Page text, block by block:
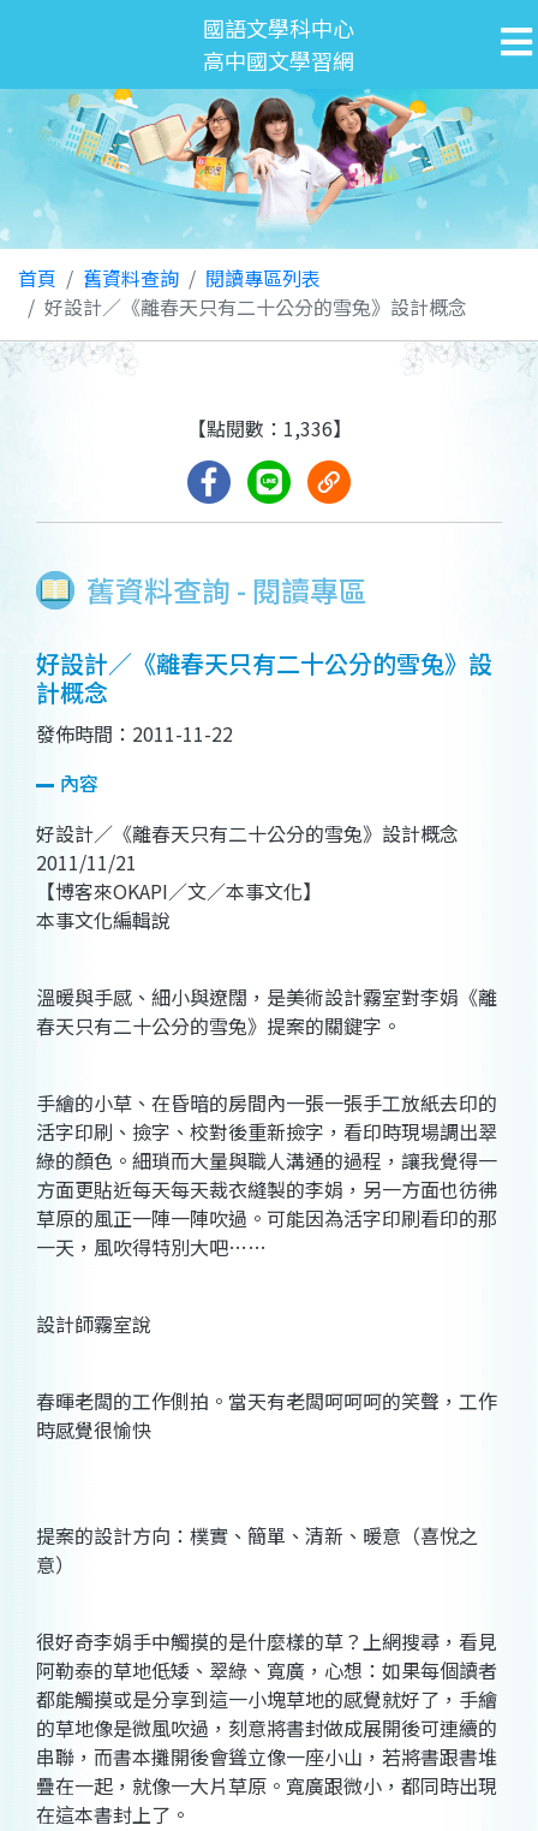
國語文學科中心
高中國文學習網
首頁 舊資料查詢
閱讀專區列表
好設計／《離春天只有二十公分的雪兔》設計概念
舊資料查詢 - 閱讀專區
【點閱數：1,336】
好設計／《離春天只有二十公分的雪兔》設
計概念
發佈時間：2011-11-22
內容
好設計／《離春天只有二十公分的雪兔》設計概念
2011/11/21
【博客來OKAPI／文／本事文化】
本事文化編輯說
溫暖與手感、細小與遼闊，是美術設計霧室對李娟《離
春天只有二十公分的雪兔》提案的關鍵字。
手繪的小草、在昏暗的房間內一張一張手工放紙去印的
活字印刷、撿字、校對後重新撿字，看印時現場調出翠
綠的顏色。細瑣而大量與職人溝通的過程，讓我覺得一
方面更貼近每天每天裁衣縫製的李娟，另一方面也彷彿
草原的風正一陣一陣吹過。可能因為活字印刷看印的那
一天，風吹得特別大吧……
設計師霧室說
春暉老闆的工作側拍。當天有老闆呵呵呵的笑聲，工作
時感覺很愉快
提案的設計方向：樸實、簡單、清新、暖意（喜悅之
意）
很好奇李娟手中觸摸的是什麼樣的草？上網搜尋，看見
阿勒泰的草地低矮、翠綠、寬廣，心想：如果每個讀者
都能觸摸或是分享到這一小塊草地的感覺就好了，手繪
的草地像是微風吹過，刻意將書封做成展開後可連續的
串聯，而書本攤開後會聳立像一座小山，若將書跟書堆
疊在一起，就像一大片草原。寬廣跟微小，都同時出現
在這本書封上了。